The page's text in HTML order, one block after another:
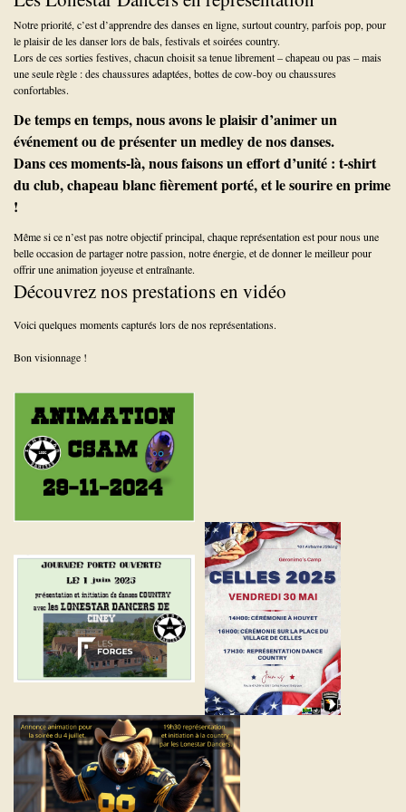
Notre priorité, c’est d’apprendre des danses en ligne, surtout country, parfois pop, pour
le plaisir de les danser lors de bals, festivals et soirées country.
Lors de ces sorties festives, chacun choisit sa tenue librement – chapeau ou pas – mais
une seule règle : des chaussures adaptées, bottes de cow-boy ou chaussures
confortables.
De temps en temps, nous avons le plaisir d’animer un
événement ou de présenter un medley de nos danses.
Dans ces moments-là, nous faisons un effort d’unité : t-shirt
du club, chapeau blanc fièrement porté, et le sourire en prime
!
Même si ce n’est pas notre objectif principal, chaque représentation est pour nous une
belle occasion de partager notre passion, notre énergie, et de donner le meilleur pour
offrir une animation joyeuse et entraînante.
Découvrez nos prestations en vidéo
Voici quelques moments capturés lors de nos représentations.
Bon visionnage !